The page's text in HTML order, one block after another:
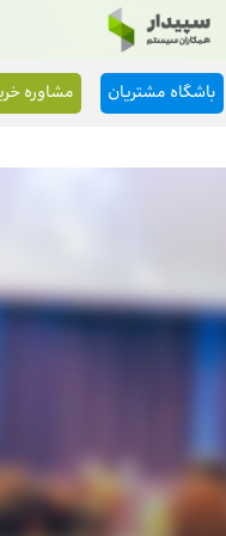
باشگاه مشتریان مشاوره